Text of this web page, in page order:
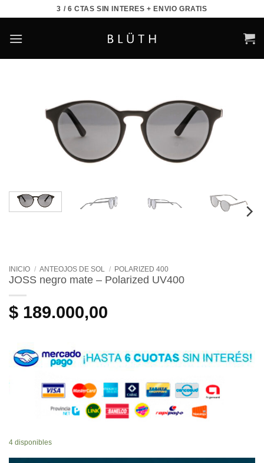
contenido
3 / 6 CTAS SIN INTERES + ENVIO GRATIS
INICIO / ANTEOJOS DE SOL / POLARIZED 400
JOSS negro mate – Polarized UV400
$ 189.000,00
4 disponibles